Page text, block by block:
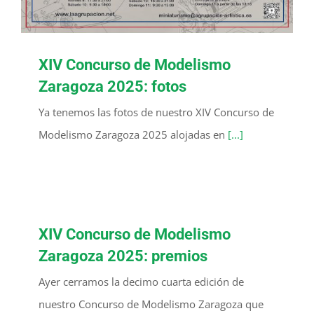
XIV Concurso de Modelismo
Zaragoza 2025: fotos
Ya tenemos las fotos de nuestro XIV Concurso de
Modelismo Zaragoza 2025 alojadas en [...]
XIV Concurso de Modelismo
Zaragoza 2025: premios
Ayer cerramos la decimo cuarta edición de
nuestro Concurso de Modelismo Zaragoza que